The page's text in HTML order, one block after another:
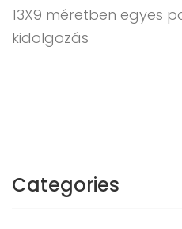
13X9 méretben egyes
kidolgozás
Categories